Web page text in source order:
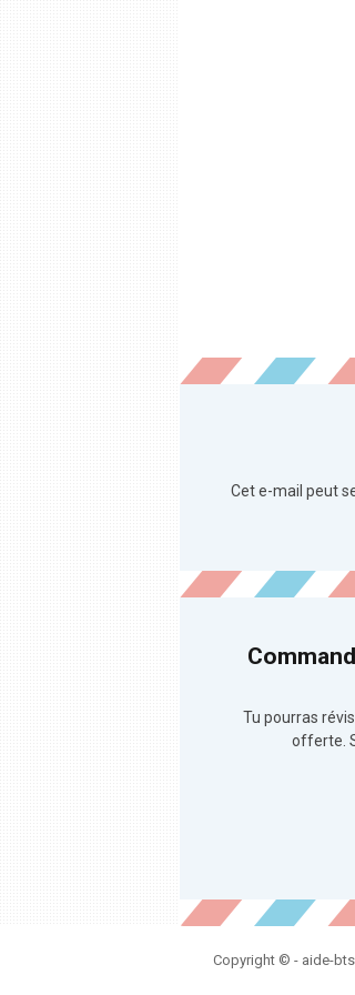
Cet e-mail peut
Tu pourras
offerte.
Copyright © - aide-